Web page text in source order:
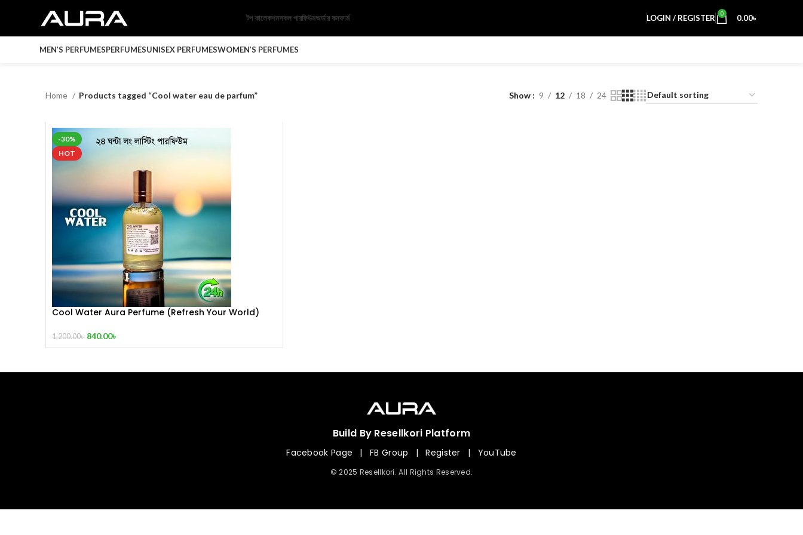
টপ কালেকশনসকল পারফিউমঅর্ডার কনফার্ম LOGIN / REGISTER 0 0.00৳
MEN’S PERFUMESPERFUMESUNISEX PERFUMESWOMEN’S PERFUMES
Home Products tagged “Cool water eau de parfum” Show 9 12 18 24
-30%
HOT
Cool Water Aura Perfume (Refresh Your World)
1,200.00৳ 840.00৳
Build By Resellkori Platform
Facebook Page | FB Group | Register | YouTube
© 2025 Resellkori. All Rights Reserved.